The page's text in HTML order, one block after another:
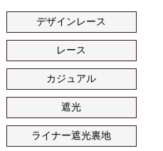
デザインレース
レース
カジュアル
遮光
ライナー遮光裏地